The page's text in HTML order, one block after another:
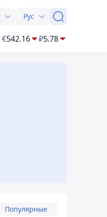
Рус
€542.16 ₽5.78
Популярные